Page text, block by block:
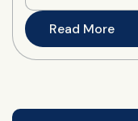
Read More